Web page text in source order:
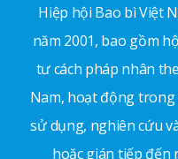
Hiệp hội Bao bì Việt
năm 2001, bao gồm
tư cách pháp nhân
Nam, hoạt động trong
sử dụng, nghiên cứu
hoặc gián tiếp đến